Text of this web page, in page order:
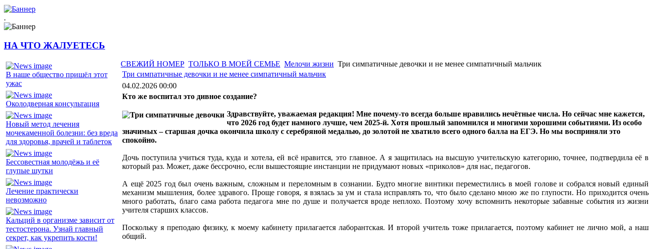
.
НА ЧТО ЖАЛУЕТЕСЬ
В наше общество пришёл этот
ужас
Околодверная консультация
Новый метод лечения
мочекаменной болезни: без вреда
для здоровья, врачей и таблеток
Бессовестная молодёжь и её
глупые шутки
Лечение практически
невозможно
Кальций в организме зависит от
тестостерона. Узнай главный
секрет, как укрепить кости!
СВЕЖИЙ НОМЕР ТОЛЬКО В МОЕЙ СЕМЬЕ Мелочи жизни Три симпатичные девочки и не менее симпатичный мальчик
Три симпатичные девочки и не менее симпатичный мальчик
04.02.2026 00:00
Кто же воспитал это дивное создание?
Здравствуйте, уважаемая редакция! Мне почему-то всегда больше нравились нечётные числа. Но сейчас мне кажется,
что 2026 год будет намного лучше, чем 2025-й. Хотя прошлый запомнился и многими хорошими событиями. Из особо
значимых – старшая дочка окончила школу с серебряной медалью, до золотой не хватило всего одного балла на ЕГЭ. Но мы восприняли это
спокойно.
Дочь поступила учиться туда, куда и хотела, ей всё нравится, это главное. А я защитилась на высшую учительскую категорию, точнее, подтвердила её в
который раз. Может, даже бессрочно, если вышестоящие инстанции не придумают новых «приколов» для нас, педагогов.
А ещё 2025 год был очень важным, сложным и переломным в сознании. Будто многие винтики переместились в моей голове и собрался новый единый
механизм мышления, более здравого. Проще говоря, я взялась за ум и стала исправлять то, что было сделано мною же по глупости. Но приходится очень
много работать, благо сама работа педагога мне по душе и получается вроде неплохо. Поэтому хочу вспомнить некоторые забавные события из жизни
учителя старших классов.
Поскольку я преподаю физику, к моему кабинету прилагается лаборантская. И второй учитель тоже прилагается, поэтому кабинет не лично мой, а наш
общий.